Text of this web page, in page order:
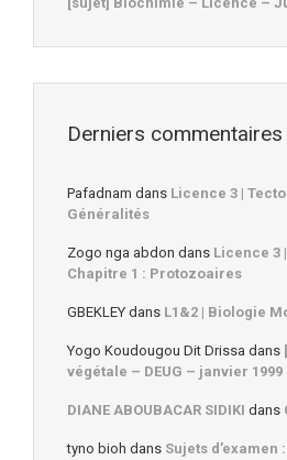
Derniers commentaires
Pafadnam dans Licence 3 |
Généralités
Zogo nga abdon dans Licence 3
Chapitre 1 : Protozoaires
GBEKLEY dans L1&2 | Biologie
Yogo Koudougou Dit Drissa dans
végétale – DEUG – janvier 1999
DIANE ABOUBACAR SIDIKI dans
tyno bioh dans Sujets